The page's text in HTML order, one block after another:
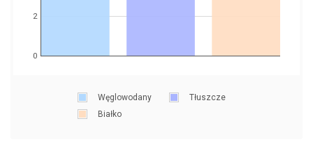
0
2
Węglowodany
Tłuszcze
Białko